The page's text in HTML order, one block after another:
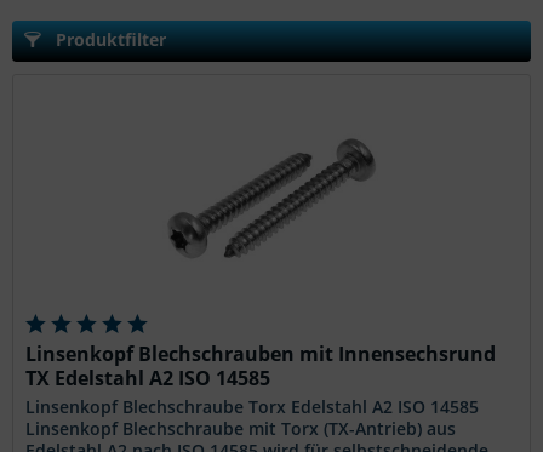
Produktfilter
Linsenkopf Blechschrauben mit Innensechsrund
TX Edelstahl A2 ISO 14585
Linsenkopf Blechschraube Torx Edelstahl A2 ISO 14585
Linsenkopf Blechschraube mit Torx (TX-Antrieb) aus